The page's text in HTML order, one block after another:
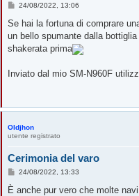
M
s
a
g
o
24/08/2022, 13:06
Se hai la fortuna di comprare
un bello spumante dalla
shakerata prima
Inviato dal mio SM-N960F
Oldjhon
utente registrato
Cerimonia del varo
M
s
24/08/2022, 13:33
È anche pur vero che molte